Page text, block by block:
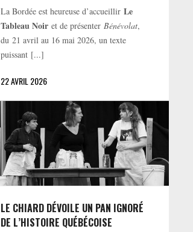
La Bordée est heureuse d’accueillirLe
Tableau Noir et de présenterBénévolat,
du 21 avril au 16 mai 2026, un texte
puissant [...]
22 AVRIL 2026
LE CHIARD DÉVOILE UN PAN IGNORÉ
DE L’HISTOIRE QUÉBÉCOISE